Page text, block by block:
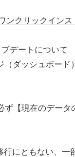
ンクリックインス
デートについて
ダッシュボード
【現在のデータ
にともない、一